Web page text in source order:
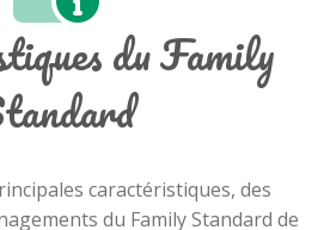
du Family
caractéristiques, des
du Family Standard de